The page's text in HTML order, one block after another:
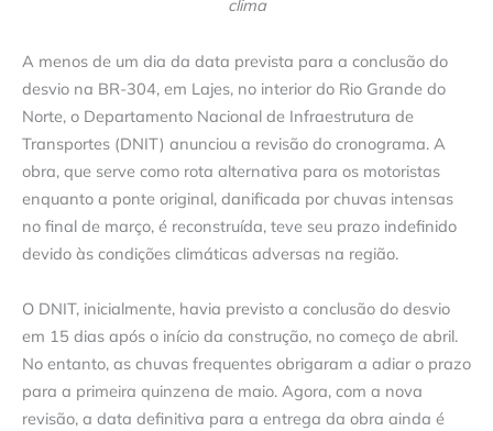
clima
A menos de um dia da data prevista para a conclusão do
desvio na BR-304, em Lajes, no interior do Rio Grande do
Norte, o Departamento Nacional de Infraestrutura de
Transportes (DNIT) anunciou a revisão do cronograma. A
obra, que serve como rota alternativa para os motoristas
enquanto a ponte original, danificada por chuvas intensas
no final de março, é reconstruída, teve seu prazo indefinido
devido às condições climáticas adversas na região.
O DNIT, inicialmente, havia previsto a conclusão do desvio
em 15 dias após o início da construção, no começo de abril.
No entanto, as chuvas frequentes obrigaram a adiar o prazo
para a primeira quinzena de maio. Agora, com a nova
revisão, a data definitiva para a entrega da obra ainda é